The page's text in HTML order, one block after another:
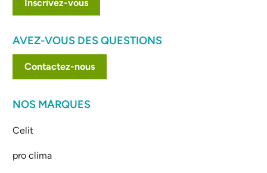
Inscrivez-vous
AVEZ-VOUS DES QUESTIONS
Contactez-nous
NOS MARQUES
Celit
pro clima